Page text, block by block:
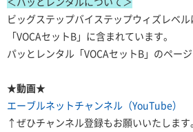
ビッグステップバイステップウィズレベ
「VOCAセットB」に含まれています。
パッとレンタル「VOCAセットB」のペー
★動画★
エーブルネットチャンネル（YouTube）
↑ぜひチャンネル登録もお願いいたします。